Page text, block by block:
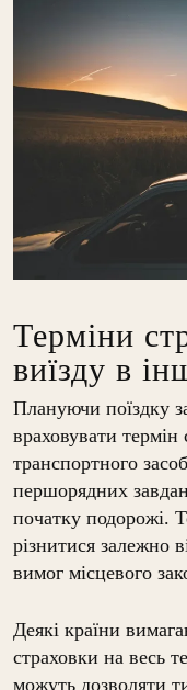
Терміни
виїзду в
Плануючи поїздку
враховувати
транспортного
першорядних
початку подорожі.
різнитися залежно
вимог місцевого
Деякі країни
страховки на весь
можуть дозволяти